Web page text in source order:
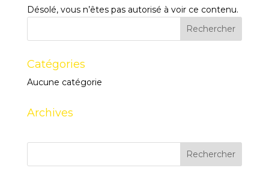
Désolé, vous n’êtes pas autorisé à voir ce contenu.
Catégories
Aucune catégorie
Archives